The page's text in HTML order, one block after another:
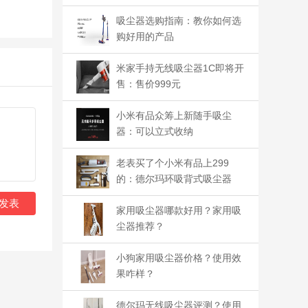
表
满分
吸尘器选购指南：教你如何选
购好用的产品
米家手持无线吸尘器1C即将开
售：售价999元
小米有品众筹上新随手吸尘
器：可以立式收纳
老表买了个小米有品上299
的：德尔玛环吸背式吸尘器
家用吸尘器哪款好用？家用吸
尘器推荐？
小狗家用吸尘器价格？使用效
果咋样？
德尔玛无线吸尘器评测？使用